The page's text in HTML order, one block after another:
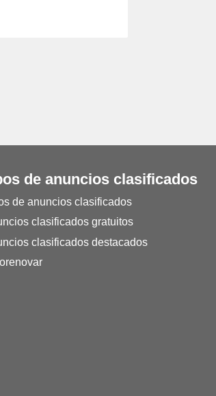
de anuncios clasificados
de anuncios clasificados
clasificados gratuitos
clasificados destacados